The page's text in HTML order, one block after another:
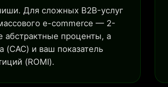
Для сложных B2B-услуг
e-commerce — 2-
абстрактные проценты, а
(CAC) и ваш показатель
(ROMI).